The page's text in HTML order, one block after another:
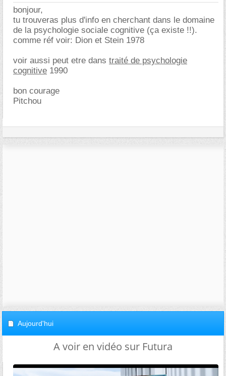
bonjour,
tu trouveras plus d'info en cherchant dans le domaine
de la psychologie sociale cognitive (ça existe !!).
comme réf voir: Dion et Stein 1978
voir aussi peut etre dans traité de psychologie
cognitive 1990
bon courage
Pitchou
Aujourd'hui
A voir en vidéo sur Futura